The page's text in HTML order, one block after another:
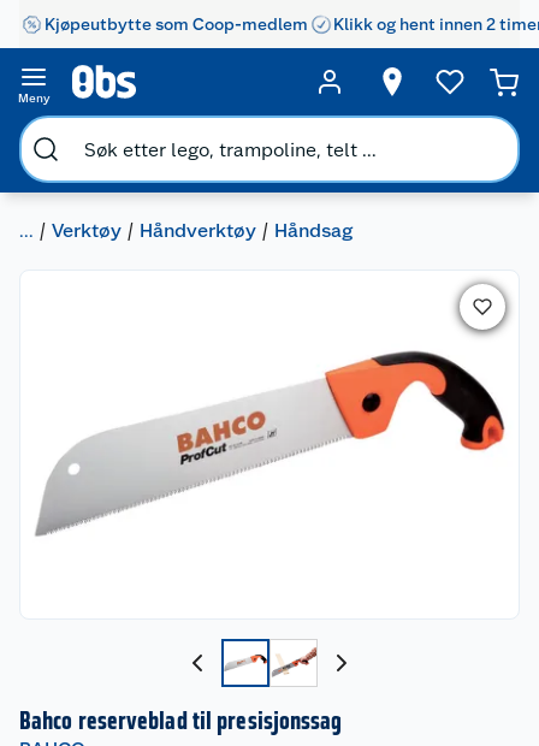
Kjøpeutbytte som Coop-medlem Klikk og hent innen 2
Meny
... Verktøy Håndverktøy Håndsag
Bahco reserveblad til presisjonssag